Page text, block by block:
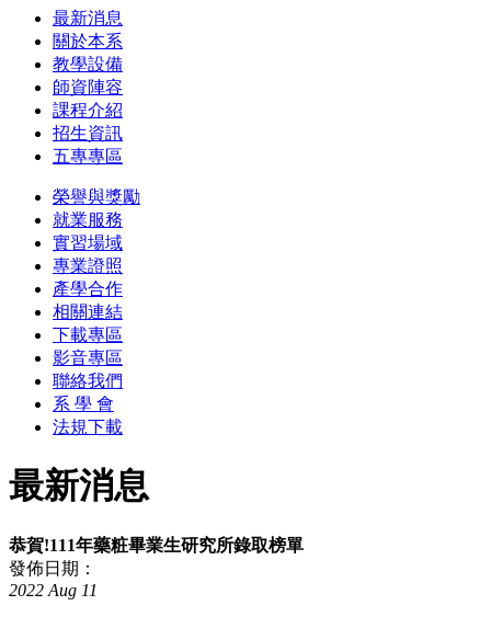
最新消息
關於本系
教學設備
師資陣容
課程介紹
招生資訊
五專專區
榮譽與獎勵
就業服務
實習場域
專業證照
產學合作
相關連結
下載專區
影音專區
聯絡我們
系 學 會
法規下載
最新消息
恭賀!111年藥粧畢業生研究所錄取榜單
發佈日期：
2022 Aug 11